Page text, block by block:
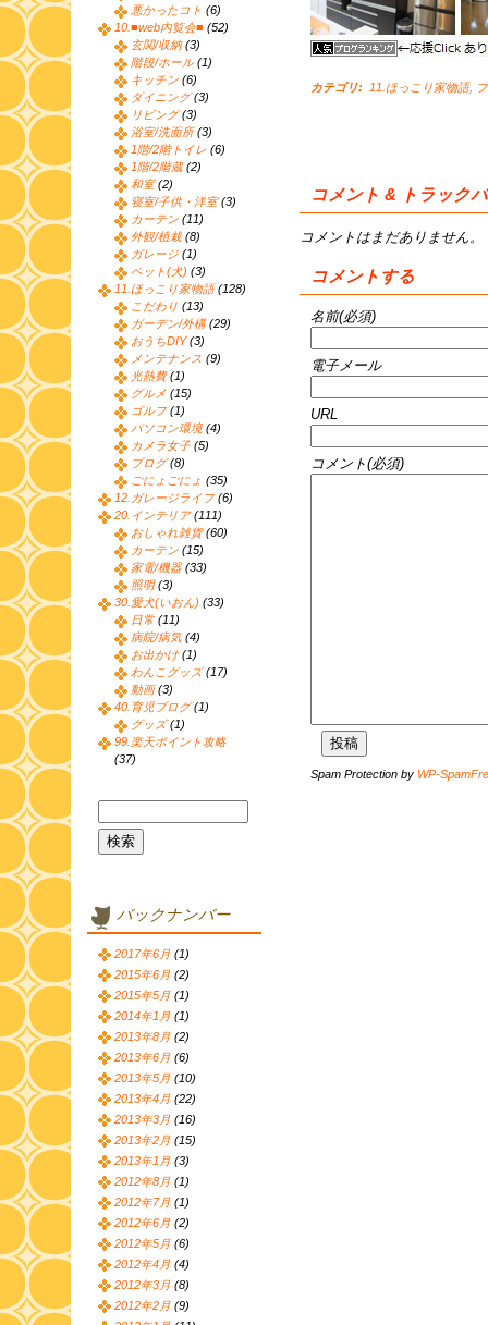
カテゴリ: 11.ほっこり家物語,
コメント & トラック
コメントはまだありません。
コメントする
名前(必須)
電子メール
URL
コメント(必須)
Spam Protection by WP-
悪かったコト (6)
10.■web内覧会■ (52)
玄関/収納(3)
階段/ホール(1)
キッチン (6)
ダイニング(3)
リビング(3)
浴室/洗面所(3)
1階/2階トイレ (6)
1階/2階蔵(2)
和室(2)
寝室/子供・洋室(3)
カーテン (11)
外観/植栽(8)
ガレージ (1)
ペット(犬) (3)
11.ほっこり家物語(128)
こだわり (13)
ガーデン/外構(29)
おうちDIY(3)
メンテナンス (9)
光熱費(1)
グルメ (15)
ゴルフ (1)
パソコン環境(4)
カメラ女子 (5)
ブログ(8)
ごにょごにょ (35)
12.ガレージライフ (6)
20.インテリア(111)
おしゃれ雑貨(60)
カーテン (15)
家電/機器 (33)
照明(3)
30.愛犬(いおん) (33)
日常 (11)
病院/病気 (4)
お出かけ (1)
わんこグッズ(17)
動画(3)
40.育児ブログ(1)
グッズ(1)
99.楽天ポイント攻略
(37)
バックナンバー
2017年6月 (1)
2015年6月 (2)
2015年5月 (1)
2014年1月 (1)
2013年8月 (2)
2013年6月 (6)
2013年5月 (10)
2013年4月 (22)
2013年3月 (16)
2013年2月 (15)
2013年1月 (3)
2012年8月 (1)
2012年7月 (1)
2012年6月 (2)
2012年5月 (6)
2012年4月 (4)
2012年3月 (8)
2012年2月 (9)